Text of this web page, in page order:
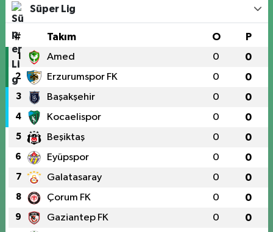
Süper Lig
# Takım O P
1 Amed 0 0
2 Erzurumspor FK 0 0
3 Başakşehir 0 0
4 Kocaelispor 0 0
5 Beşiktaş 0 0
6 Eyüpspor 0 0
7 Galatasaray 0 0
8 Çorum FK 0 0
9 Gaziantep FK 0 0